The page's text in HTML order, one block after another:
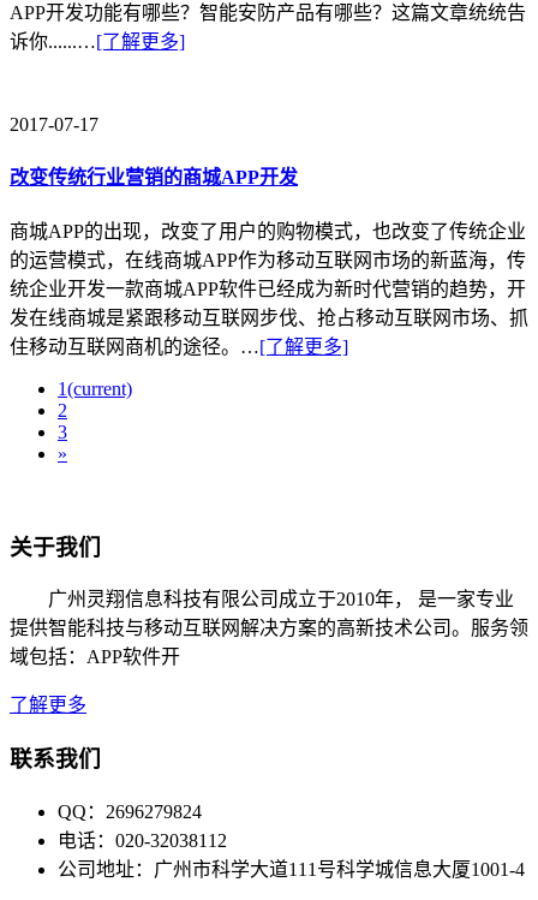
APP开发功能有哪些？智能安防产品有哪些？这篇文章统统告
诉你......…[了解更多]
2017-07-17
改变传统行业营销的商城APP开发
商城APP的出现，改变了用户的购物模式，也改变了传统企业
的运营模式，在线商城APP作为移动互联网市场的新蓝海，传
统企业开发一款商城APP软件已经成为新时代营销的趋势，开
发在线商城是紧跟移动互联网步伐、抢占移动互联网市场、抓
住移动互联网商机的途径。…[了解更多]
1(current)
2
3
»
关于我们
广州灵翔信息科技有限公司成立于2010年， 是一家专业
提供智能科技与移动互联网解决方案的高新技术公司。服务领
域包括：APP软件开
了解更多
联系我们
QQ：2696279824
电话：020-32038112
公司地址：广州市科学大道111号科学城信息大厦1001-4